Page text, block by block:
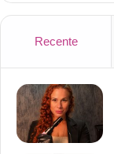
Recente